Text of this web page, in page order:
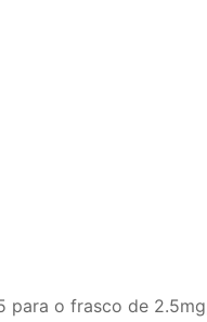
para o frasco de